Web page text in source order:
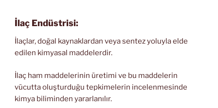
İlaç Endüstrisi:
İlaçlar, doğal kaynaklardan veya sentez yoluyla elde
edilen kimyasal maddelerdir.
İlaç ham maddelerinin üretimi ve bu maddelerin
vücutta oluşturduğu tepkimelerin incelenmesinde
kimya biliminden yararlanılır.